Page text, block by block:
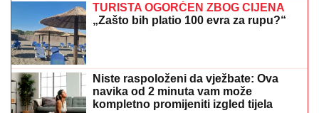
TURISTA OGORČEN ZBOG CIJENA
„Zašto bih platio 100 evra za rupu?“
Niste raspoloženi da vježbate: Ova
navika od 2 minuta vam može
kompletno promijeniti izgled tijela